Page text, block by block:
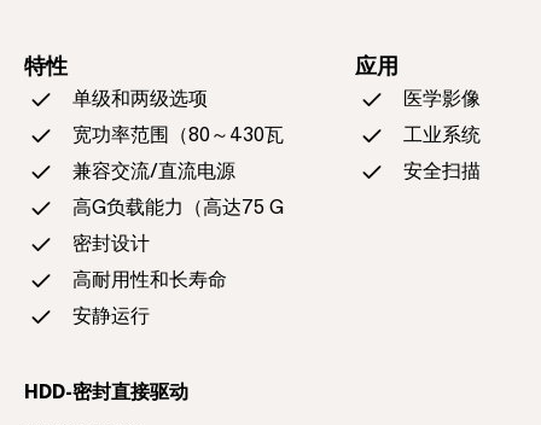
特性 应用
单级和两级选项
宽功率范围（80～430瓦
兼容交流/直流电源
高G负载能力（高达75 G
密封设计
高耐用性和长寿命
安静运行
医学影像
工业系统
安全扫描
HDD-密封直接驱动